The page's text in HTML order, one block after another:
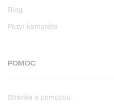
Blog
Pozvi kamaráta
POMOC
Stránka s pomocou